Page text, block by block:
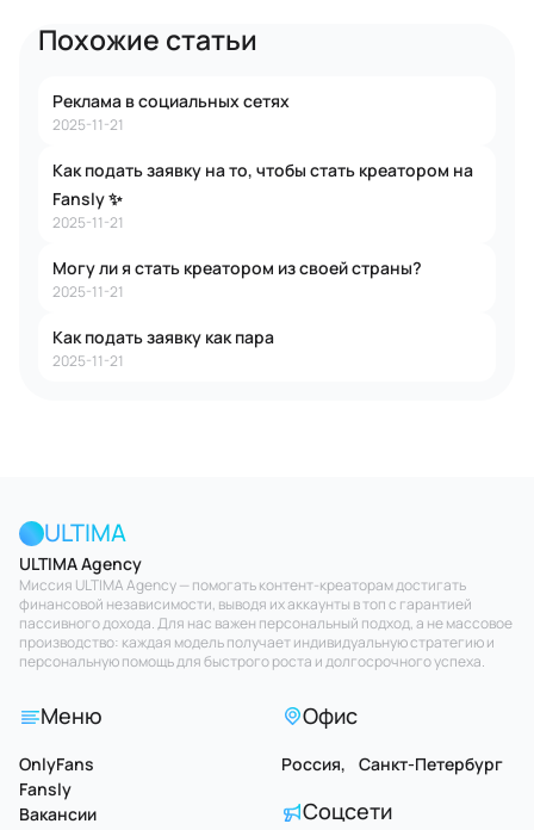
Похожие статьи
Реклама в социальных сетях
2025-11-21
Как подать заявку на то, чтобы стать креатором на
Fansly ✨
2025-11-21
Могу ли я стать креатором из своей страны?
2025-11-21
Как подать заявку как пара
2025-11-21
ULTIMA
ULTIMA Agency
Миссия ULTIMA Agency — помогать контент-креаторам достигать
финансовой независимости, выводя их аккаунты в топ с гарантией
пассивного дохода. Для нас важен персональный подход, а не массовое
производство: каждая модель получает индивидуальную стратегию и
персональную помощь для быстрого роста и долгосрочного успеха.
Меню
OnlyFans
Fansly
Вакансии
Офис
Россия, Санкт-Петербург
Соцсети